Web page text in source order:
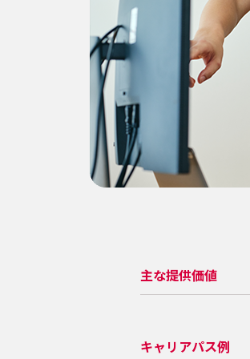
主な提供価値
キャリアパス例